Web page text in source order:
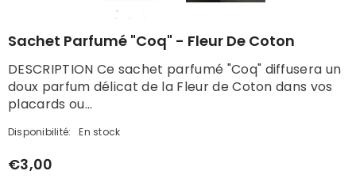
Sachet Parfumé "Coq" - Fleur De Coton
DESCRIPTION Ce sachet parfumé "Coq" diffusera un
doux parfum délicat de la Fleur de Coton dans vos
placards ou...
Disponibilité: En stock
€3,00